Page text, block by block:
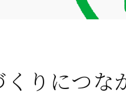
りにつな